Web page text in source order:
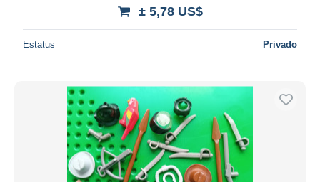
Deseleccionar todo
Aplicar
± 5,78 US$
Estatus Privado